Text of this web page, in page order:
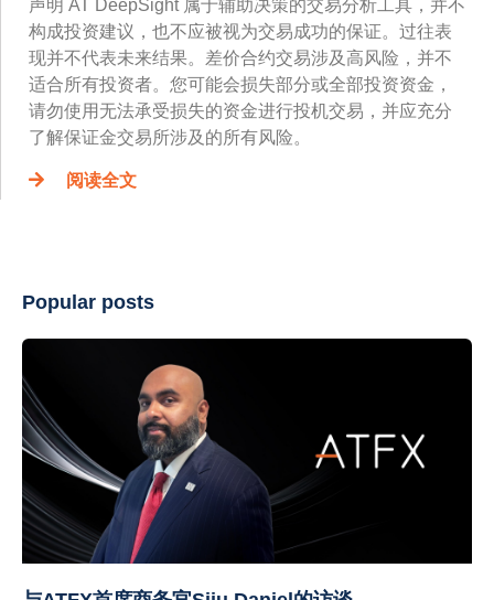
声明 AT DeepSight 属于辅助决策的交易分析工具，并不
构成投资建议，也不应被视为交易成功的保证。过往表
现并不代表未来结果。差价合约交易涉及高风险，并不
适合所有投资者。您可能会损失部分或全部投资资金，
请勿使用无法承受损失的资金进行投机交易，并应充分
了解保证金交易所涉及的所有风险。
阅读全文
Popular posts